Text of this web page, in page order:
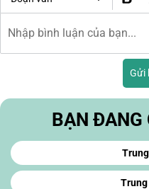
Gửi
BẠN ĐANG
Trung